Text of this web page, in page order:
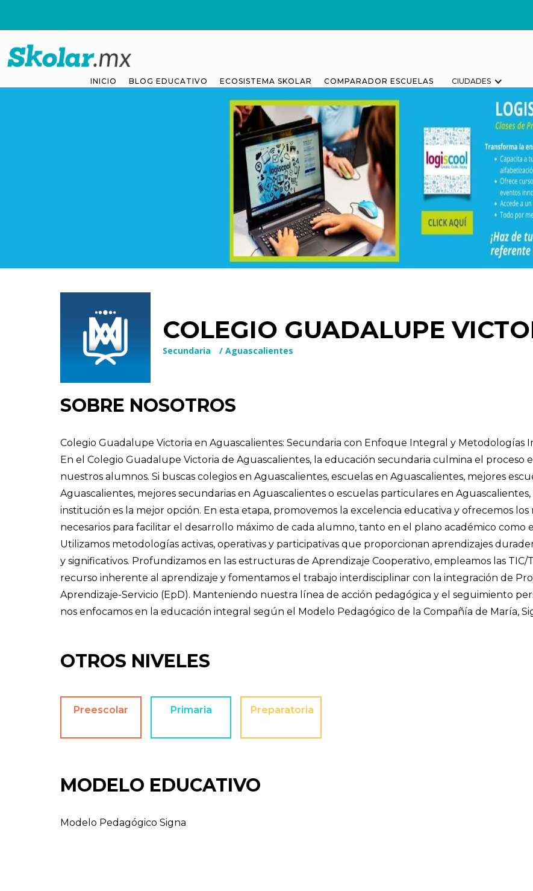
INICIO BLOG EDUCATIVO ECOSISTEMA SKOLAR COMPARADOR ESCUELAS CIUDADES
COLEGIO GUADALUPE
Secundaria / Aguascalientes
SOBRE NOSOTROS
Colegio Guadalupe Victoria en Aguascalientes: Secundaria con Enfoque Integral y Metodologías
En el Colegio Guadalupe Victoria de Aguascalientes, la educación secundaria culmina el proceso
nuestros alumnos. Si buscas colegios en Aguascalientes, escuelas en Aguascalientes, mejores
Aguascalientes, mejores secundarias en Aguascalientes o escuelas particulares en
institución es la mejor opción. En esta etapa, promovemos la excelencia educativa y ofrecemos los
necesarios para facilitar el desarrollo máximo de cada alumno, tanto en el plano académico como
Utilizamos metodologías activas, operativas y participativas que proporcionan aprendizajes
y significativos. Profundizamos en las estructuras de Aprendizaje Cooperativo, empleamos las TIC/
recurso inherente al aprendizaje y fomentamos el trabajo interdisciplinar con la integración de
Aprendizaje-Servicio (EpD). Manteniendo nuestra línea de acción pedagógica y el seguimiento
nos enfocamos en la educación integral según el Modelo Pedagógico de la Compañía de María,
OTROS NIVELES
Preescolar Primaria Preparatoria
MODELO EDUCATIVO
Modelo Pedagógico Signa